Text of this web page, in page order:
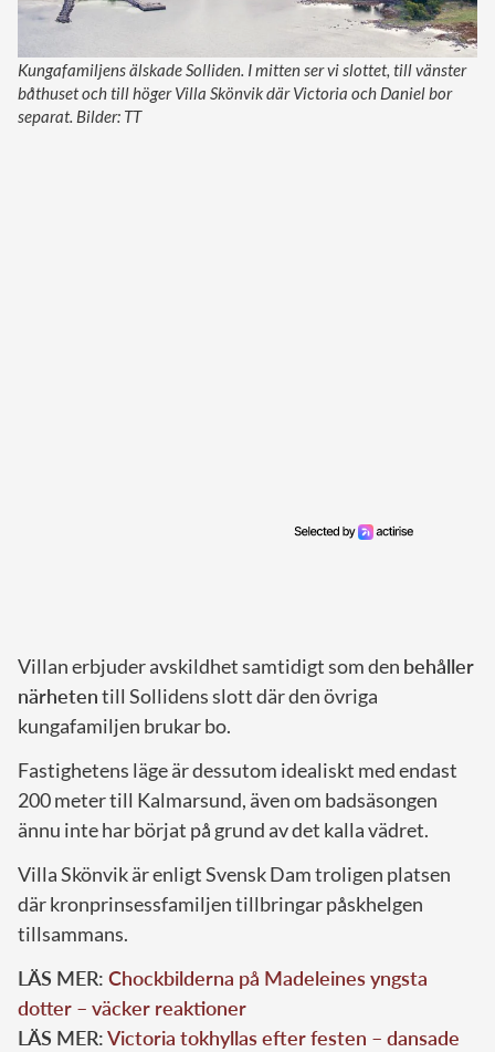
Kungafamiljens älskade Solliden. I mitten ser vi slottet, till vänster
båthuset och till höger Villa Skönvik där Victoria och Daniel bor
separat. Bilder: TT
Villan erbjuder avskildhet samtidigt som den behåller
närhetentill Sollidens slott där den övriga
kungafamiljen brukar bo.
Fastighetens läge är dessutom idealiskt med endast
200 meter till Kalmarsund, även om badsäsongen
ännu inte har börjat på grund av det kalla vädret.
Villa Skönvik är enligt Svensk Dam troligen platsen
där kronprinsessfamiljen tillbringar påskhelgen
tillsammans.
LÄS MER: Chockbilderna på Madeleines yngsta
dotter – väcker reaktioner
LÄS MER:Victoria tokhyllas efter festen – dansade